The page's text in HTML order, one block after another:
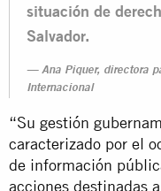
situación de
Salvador.
Ana Piquer, directora
Internacional
“Su gestión
caracterizado por el
de información
acciones destinadas